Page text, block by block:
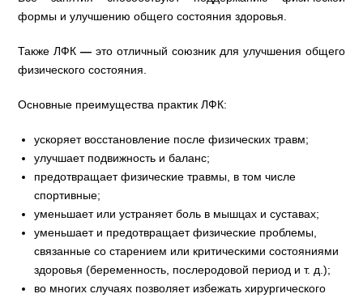
формы и улучшению общего состояния здоровья.
Также ЛФК —это отличный союзник для улучшения общего
физического состояния.
Основные преимущества практик ЛФК:
ускоряет восстановление после физических травм;
улучшает подвижность и баланс;
предотвращает физические травмы, в том числе
спортивные;
уменьшает или устраняет боль в мышцах и суставах;
уменьшает и предотвращает физические проблемы,
связанные со старением или критическими состояниями
здоровья (беременность, послеродовой период и т. д.);
во многих случаях позволяет избежать хирургического